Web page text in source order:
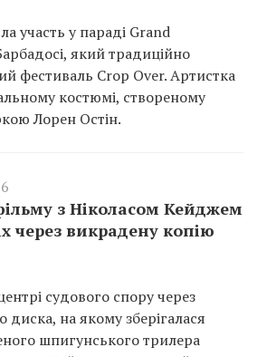
участь у параді Grand
який традиційно
фестиваль Crop Over. Артистка
костюмі, створеному
Лорен Остін.
з Ніколасом Кейджем
через викрадену копію
судового спору через
диска, на якому зберігалася
шпигунського трилера